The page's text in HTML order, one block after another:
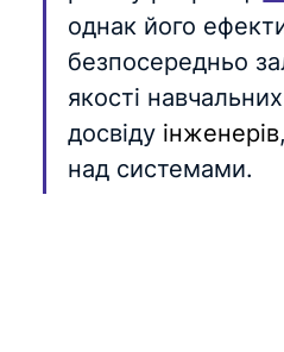
однак його
безпосередньо
якості
досвіду інженерів
над системами.